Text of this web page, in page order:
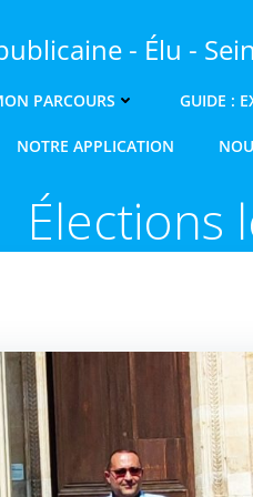
- Élu -
PARCOURS GUIDE :
NOTRE APPLICATION
Élections